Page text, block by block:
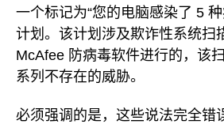
一个标记为“您的电脑感染了 5
计划。该计划涉及欺诈性系统扫
McAfee 防病毒软件进行的，该
系列不存在的威胁。
必须强调的是，这些说法完全错